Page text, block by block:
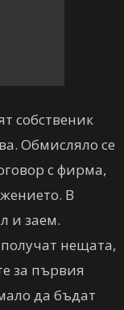
собственик
Обмисляло се
с фирма,
В
и заем.
нещата,
за първия
да бъдат